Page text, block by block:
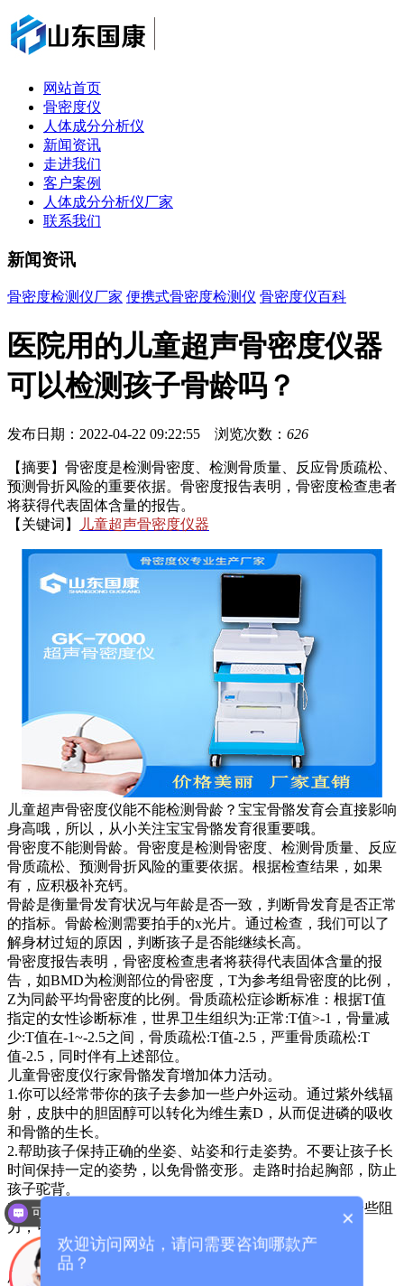
网站首页
骨密度仪
人体成分分析仪
新闻资讯
走进我们
客户案例
人体成分分析仪厂家
联系我们
新闻资讯
骨密度检测仪厂家 便携式骨密度检测仪 骨密度仪百科
医院用的儿童超声骨密度仪器
可以检测孩子骨龄吗？
发布日期：2022-04-22 09:22:55 浏览次数： 626
【摘要】骨密度是检测骨密度、检测骨质量、反应骨质疏松、
预测骨折风险的重要依据。骨密度报告表明，骨密度检查患者
将获得代表固体含量的报告。
【关键词】
儿童超声骨密度仪器
儿童超声骨密度仪能不能检测骨龄？宝宝骨骼发育会直接影响
身高哦，所以，从小关注宝宝骨骼发育很重要哦。
骨密度不能测骨龄。骨密度是检测骨密度、检测骨质量、反应
骨质疏松、预测骨折风险的重要依据。根据检查结果，如果
有，应积极补充钙。
骨龄是衡量骨发育状况与年龄是否一致，判断骨发育是否正常
的指标。骨龄检测需要拍手的x光片。通过检查，我们可以了
解身材过短的原因，判断孩子是否能继续长高。
骨密度报告表明，骨密度检查患者将获得代表固体含量的报
告，如BMD为检测部位的骨密度，T为参考组骨密度的比例，
Z为同龄平均骨密度的比例。骨质疏松症诊断标准：根据T值
指定的女性诊断标准，世界卫生组织为:正常:T值>-1，骨量减
少:T值在-1~-2.5之间，骨质疏松:T值-2.5，严重骨质疏松:T
值-2.5，同时伴有上述部位。
儿童骨密度仪行家骨骼发育增加体力活动。
1.你可以经常带你的孩子去参加一些户外运动。通过紫外线辐
射，皮肤中的胆固醇可以转化为维生素D，从而促进磷的吸收
和骨骼的生长。
2.帮助孩子保持正确的坐姿、站姿和行走姿势。不要让孩子长
时间保持一定的姿势，以免骨骼变形。走路时抬起胸部，防止
孩子驼背。
3.骑孩子的童车。骑自行车是骨头的好方法。它提供了一些阻
力，可以改善肌肉和骨骼。
厂家咨询电话：13626329298（微信同号）
×
欢迎访问网站，请问需要咨询哪款产
品？